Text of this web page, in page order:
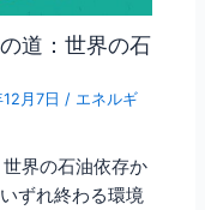
道：世界の石
月7日 / エネルギ
界の石油依存か
ずれ終わる環境